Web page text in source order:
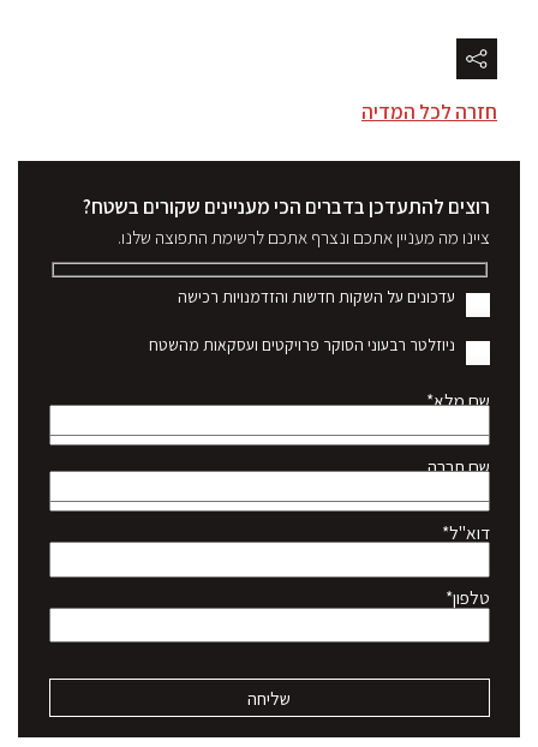
חזרה לכל המדיה
רוצים להתעדכן בדברים הכי מעניינים שקורים בשטח?
ציינו מה מעניין אתכם ונצרף אתכם לרשימת התפוצה שלנו.
עדכונים על השקות חדשות והזדמנויות רכישה
ניוזלטר רבעוני הסוקר פרויקטים ועסקאות מהשטח
שם מלא*
שם חברה
דוא"ל*
טלפון*